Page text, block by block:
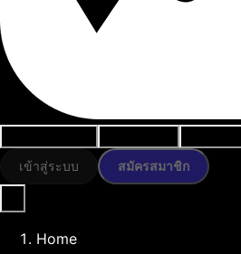
เข้าสู่ระบบ สมัครสมาชิก
Home